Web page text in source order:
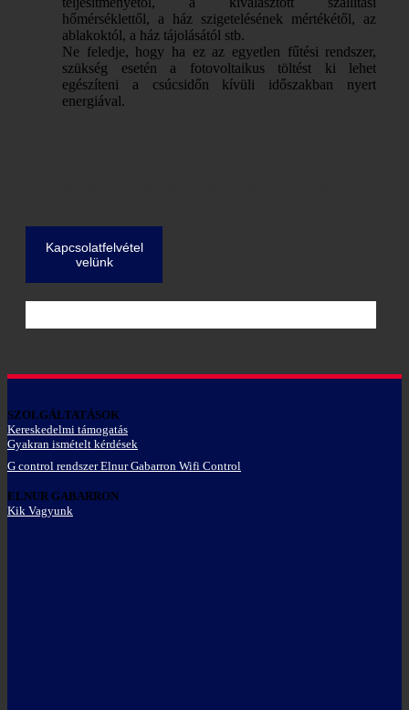
hőmérséklettől, a ház szigetelésének mértékétől, az
ablakoktól, a ház tájolásától stb.
Ne feledje, hogy ha ez az egyetlen fűtési rendszer,
szükség esetén a fotovoltaikus töltést ki lehet
egészíteni a csúcsidőn kívüli időszakban nyert
energiával.
Kapcsolatfelvétel
velünk
SZOLGÁLTATÁSOK
Kereskedelmi támogatás
Gyakran ismételt kérdések
G control rendszer Elnur Gabarron Wifi Control
ELNUR GABARRON
Kik Vagyunk